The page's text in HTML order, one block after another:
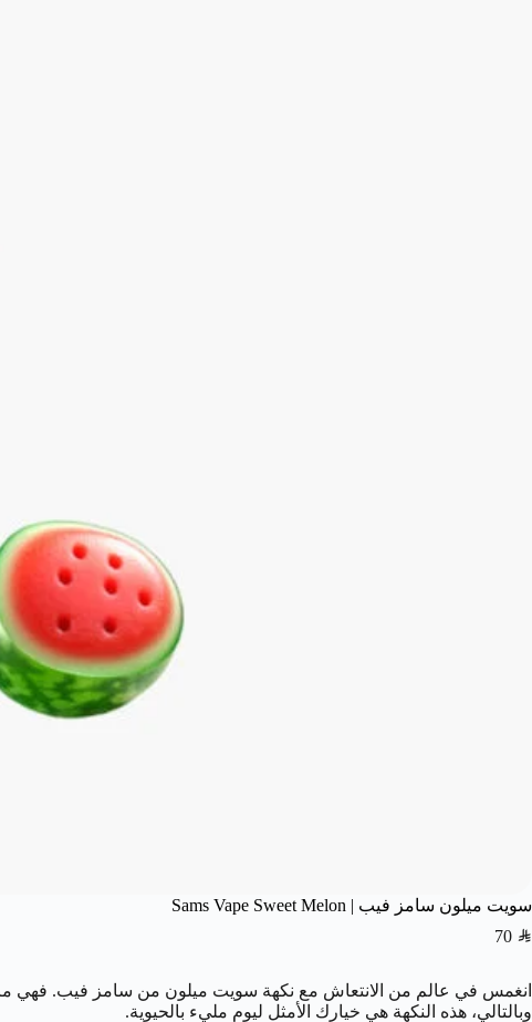
سويت ميلون سامز فيب | Sams Vape Sweet Melon
70 SAR
انغمس في عالم من الانتعاش مع نكهة سويت ميلون من سامز فيب. فهي
وبالتالي، هذه النكهة هي خيارك الأمثل ليوم مليء بالحيوية.